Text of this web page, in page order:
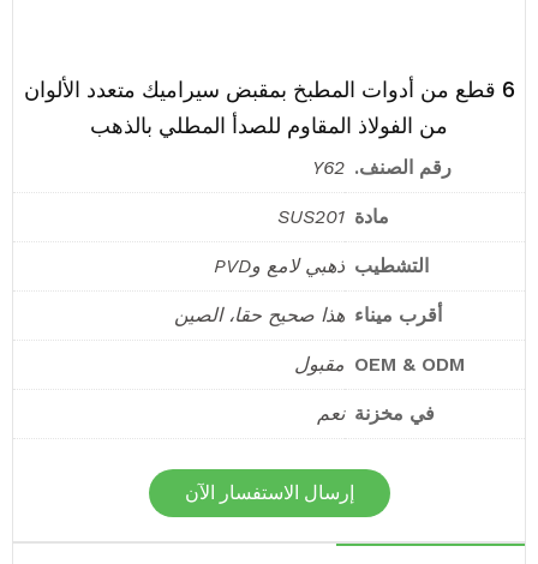
6 قطع من أدوات المطبخ بمقبض سيراميك متعدد الألوان
من الفولاذ المقاوم للصدأ المطلي بالذهب
رقم الصنف. Y62
مادة SUS201
التشطيب ذهبي لامع وPVD
أقرب ميناء هذا صحيح حقا، الصين
OEM & ODM مقبول
في مخزنة نعم
إرسال الاستفسار الآن